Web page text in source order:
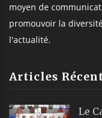
moyen de
promouvoir la
l'actualité.
Articles
Le